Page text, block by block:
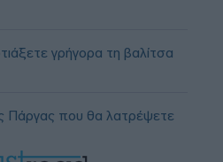
γρήγορα τη βαλίτσα
Πάργας που θα λατρέψετε